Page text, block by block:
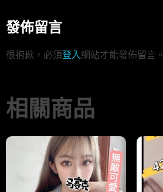
發佈留言
很抱歉，必須登入網站才能發佈留言。
相關商品